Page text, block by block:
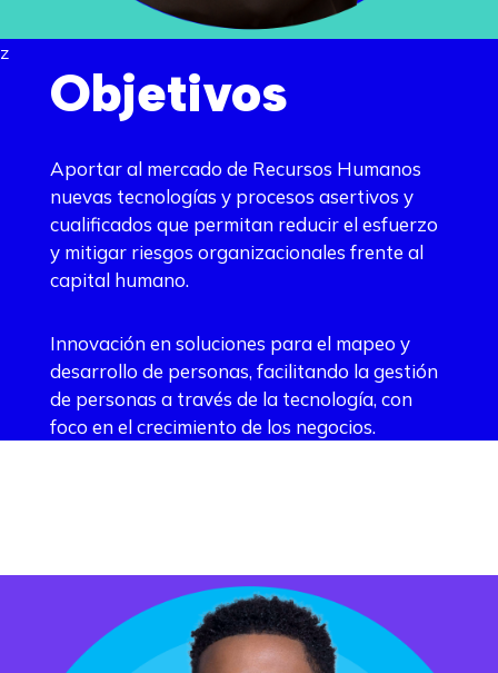
Objetivos
Aportar al mercado de Recursos Humanos
nuevas tecnologías y procesos asertivos y
cualificados que permitan reducir el esfuerzo
y mitigar riesgos organizacionales frente al
capital humano.
Innovación en soluciones para el mapeo y
desarrollo de personas, facilitando la gestión
de personas a través de la tecnología, con
foco en el crecimiento de los negocios.
z